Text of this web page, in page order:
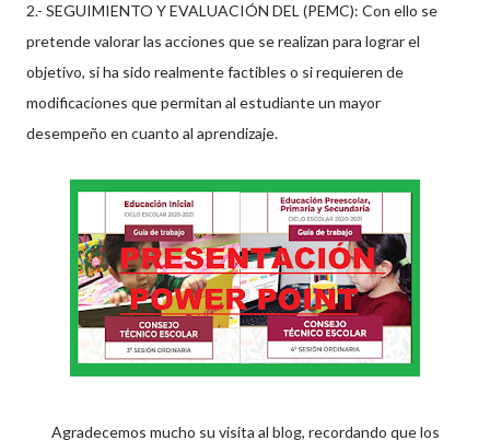
2.- SEGUIMIENTO Y EVALUACIÓN DEL (PEMC): Con ello se
pretende valorar las acciones que se realizan para lograr el
objetivo, si ha sido realmente factibles o si requieren de
modificaciones que permitan al estudiante un mayor
desempeño en cuanto al aprendizaje.
Agradecemos mucho su visita al blog, recordando que los